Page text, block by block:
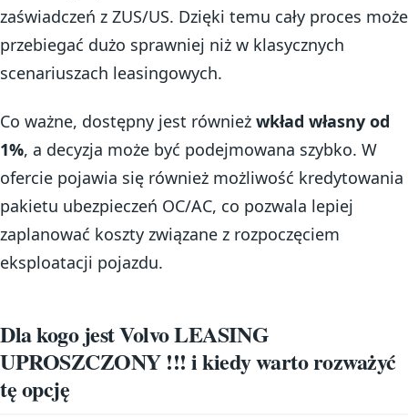
zaświadczeń z ZUS/US. Dzięki temu cały proces może
przebiegać dużo sprawniej niż w klasycznych
scenariuszach leasingowych.
Co ważne, dostępny jest również wkład własny od
1%, a decyzja może być podejmowana szybko. W
ofercie pojawia się również możliwość kredytowania
pakietu ubezpieczeń OC/AC, co pozwala lepiej
zaplanować koszty związane z rozpoczęciem
eksploatacji pojazdu.
Dla kogo jest Volvo LEASING
UPROSZCZONY !!! i kiedy warto rozważyć
tę opcję